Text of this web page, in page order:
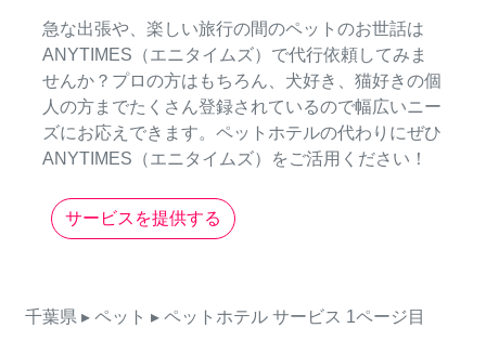
急な出張や、楽しい旅行の間のペットのお世話は
ANYTIMES（エニタイムズ）で代行依頼してみま
せんか？プロの方はもちろん、犬好き、猫好きの個
人の方までたくさん登録されているので幅広いニー
ズにお応えできます。ペットホテルの代わりにぜひ
ANYTIMES（エニタイムズ）をご活用ください！
サービスを提供する
千葉県 ▸ ペット ▸ ペットホテル サービス 1ページ目